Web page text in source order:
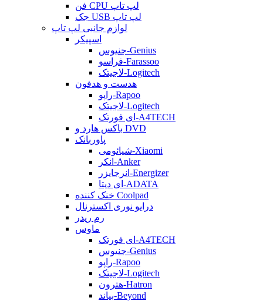
فن CPU لپ تاپ
جک USB لپ تاپ
لوازم جانبی لپ تاپ
اسپیکر
جنیوس-Genius
فراسو-Farassoo
لاجیتک-Logitech
هدست و هدفون
راپو-Rapoo
لاجیتک-Logitech
ای فورتک-A4TECH
باکس هارد و DVD
پاوربانک
شیائومی-Xiaomi
انکر-Anker
انرجایزر-Energizer
ای دیتا-ADATA
خنک کننده Coolpad
درایو نوری اکسترنال
رم ریدر
ماوس
ای فورتک-A4TECH
جنیوس-Genius
راپو-Rapoo
لاجیتک-Logitech
هترون-Hatron
بیاند-Beyond